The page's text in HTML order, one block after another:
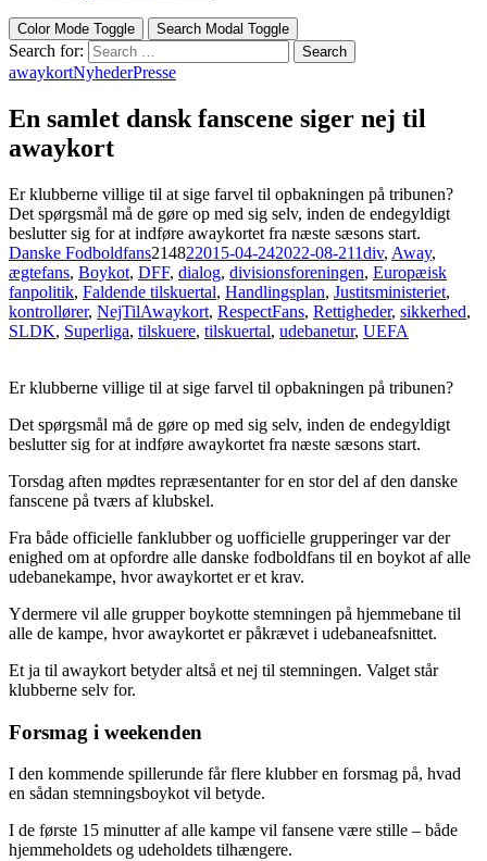
Color Mode Toggle Search Modal Toggle
Search for: Search
awaykortNyhederPresse
En samlet dansk fanscene siger nej til
awaykort
Er klubberne villige til at sige farvel til opbakningen på tribunen?
Det spørgsmål må de gøre op med sig selv, inden de endegyldigt
beslutter sig for at indføre awaykortet fra næste sæsons start.
Danske Fodboldfans214822015-04-242022-08-211div, Away,
ægtefans, Boykot, DFF, dialog, divisionsforeningen, Europæisk
fanpolitik, Faldende tilskuertal, Handlingsplan, Justitsministeriet,
kontrollører, NejTilAwaykort, RespectFans, Rettigheder, sikkerhed,
SLDK, Superliga, tilskuere, tilskuertal, udebanetur, UEFA
Er klubberne villige til at sige farvel til opbakningen på tribunen?
Det spørgsmål må de gøre op med sig selv, inden de endegyldigt
beslutter sig for at indføre awaykortet fra næste sæsons start.
Torsdag aften mødtes repræsentanter for en stor del af den danske
fanscene på tværs af klubskel.
Fra både officielle fanklubber og uofficielle grupperinger var der
enighed om at opfordre alle danske fodboldfans til en boykot af alle
udebanekampe, hvor awaykortet er et krav.
Ydermere vil alle grupper boykotte stemningen på hjemmebane til
alle de kampe, hvor awaykortet er påkrævet i udebaneafsnittet.
Et ja til awaykort betyder altså et nej til stemningen. Valget står
klubberne selv for.
Forsmag i weekenden
I den kommende spillerunde får flere klubber en forsmag på, hvad
en sådan stemningsboykot vil betyde.
I de første 15 minutter af alle kampe vil fansene være stille – både
hjemmeholdets og udeholdets tilhængere.